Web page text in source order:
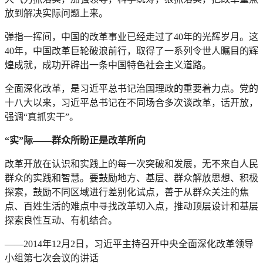
放到解决实际问题上来。
弹指一挥间，中国的改革事业已经走过了40年的光辉岁月。这
40年，中国改革巨轮破浪前行，取得了一系列令世人瞩目的辉
煌成就，成功开辟出一条中国特色社会主义道路。
全面深化改革，是习近平总书记治国理政的重要着力点。党的
十八大以来，习近平总书记在不同场合多次谈改革，话开放，
强调“真抓实干”。
“实”际——群众所盼正是改革所向
改革开放在认识和实践上的每一次突破和发展，无不来自人民
群众的实践和智慧。要鼓励地方、基层、群众解放思想、积极
探索，鼓励不同区域进行差别化试点，善于从群众关注的焦
点、百姓生活的难点中寻找改革切入点，推动顶层设计和基层
探索良性互动、有机结合。
——2014年12月2日，习近平主持召开中央全面深化改革领导
小组第七次会议的讲话